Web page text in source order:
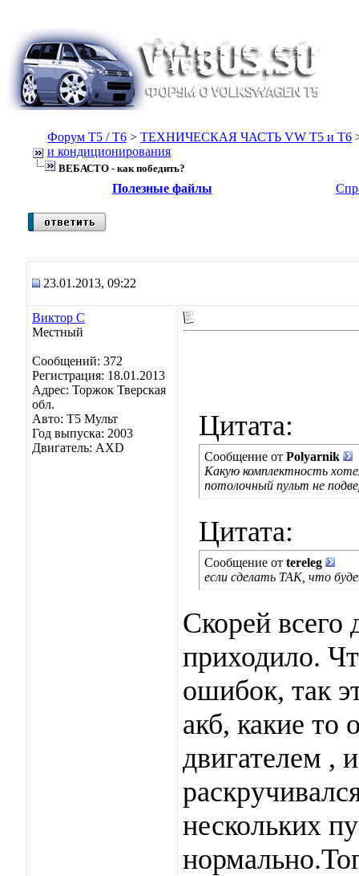
Форум Т5 / T6 > ТЕХНИЧЕСКАЯ ЧАСТЬ VW T5 и T6
и кондиционирования
ВЕБАСТО - как победить?
Полезные файлы
23.01.2013, 09:22
Виктор С
Местный
Сообщений: 372
Регистрация: 18.01.2013
Адрес: Торжок Тверская
обл.
Авто: Т5 Мульт
Год выпуска: 2003
Двигатель: AXD
Цитата:
Сообщение от Polyarnik
Какую комплектность
потолочный пульт не
Цитата:
Сообщение от tereleg
если сделать ТАК, что
Скорей всего
приходило.
ошибок, так
акб, какие то
двигателем ,
нескольких